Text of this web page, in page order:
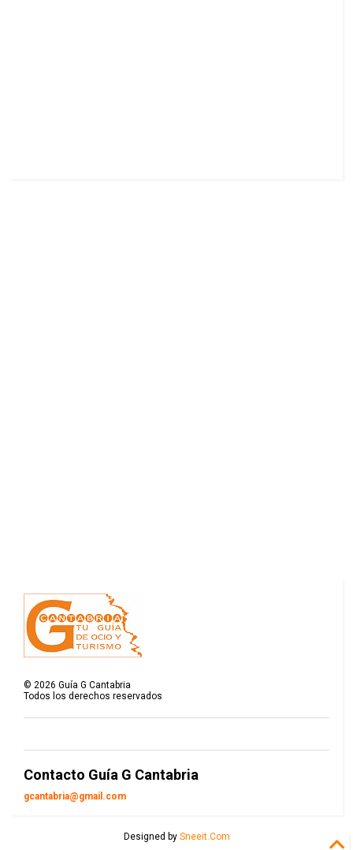
©2026 Guía G Cantabria
Todos los derechos reservados
Contacto Guía G Cantabria
gcantabria@gmail.com
Designed by Sneeit.Com